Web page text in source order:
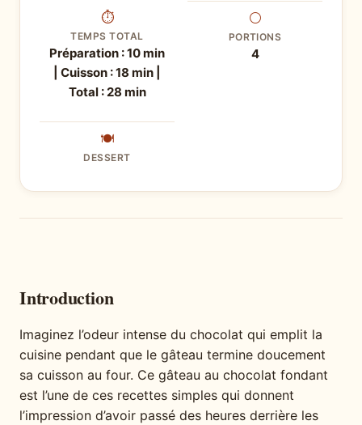
⏱
TEMPS TOTAL
Préparation : 10 min
| Cuisson : 18 min |
Total : 28 min
⚪
PORTIONS
4
🍽
DESSERT
Introduction
Imaginez l’odeur intense du chocolat qui emplit la
cuisine pendant que le gâteau termine doucement
sa cuisson au four. Ce gâteau au chocolat fondant
est l’une de ces recettes simples qui donnent
l’impression d’avoir passé des heures derrière les